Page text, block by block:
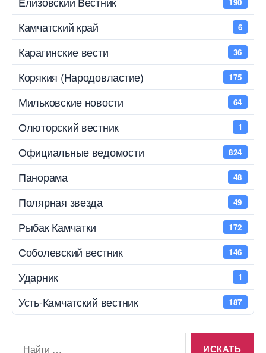
Камчатский край 6
Карагинские вести 36
Корякия (Народовластие) 175
Мильковские новости 64
Олюторский вестник 1
Официальные ведомости 824
Панорама 48
Полярная звезда 49
Рыбак Камчатки 172
Соболевский вестник 146
Ударник 1
Усть-Камчатский вестник 187